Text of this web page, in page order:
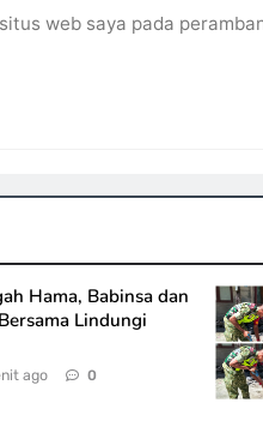
web saya pada
Hama, Babinsa dan
Lindungi
ago 0